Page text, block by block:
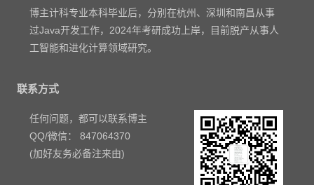
博主计科专业本科毕业后，分别在杭州、深圳和南昌从事
过Java开发工作，2024年考研成功上岸，目前脱产从事人
工智能和进化计算领域研究。
联系方式
任何问题，都可以联系博主
QQ/微信： 847064370
(加好友务必备注来由)